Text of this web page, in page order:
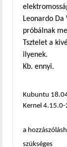
Leonardo Da
próbálnak
Tsztelet a
ilyenek.
Kb. ennyi.
Kubuntu
Kernel
a
szükséges